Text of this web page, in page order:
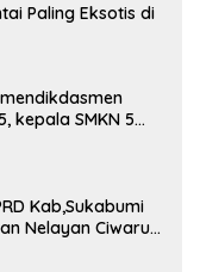
Paling Eksotis di
kepala SMKN 5
Kab,Sukabumi
Nelayan Ciwaru